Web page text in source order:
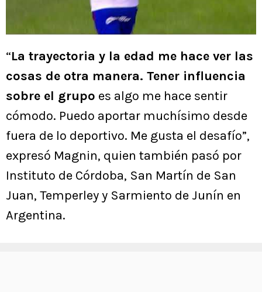
“La trayectoria y la edad me hace ver las
cosas de otra manera. Tener influencia
sobre el grupo es algo me hace sentir
cómodo. Puedo aportar muchísimo desde
fuera de lo deportivo. Me gusta el desafío”,
expresó Magnin, quien también pasó por
Instituto de Córdoba, San Martín de San
Juan, Temperley y Sarmiento de Junín en
Argentina.